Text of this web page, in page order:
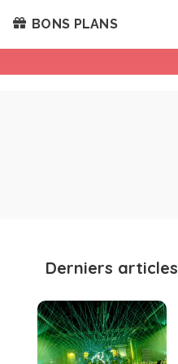
BONS PLANS
Derniers articles